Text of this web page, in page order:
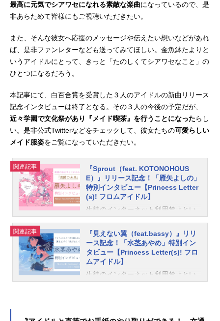
最高に元気でシアワセになれる素敵な楽曲になっているので、是
非あらためて皆様にもご視聴いただきたい。
また、そんな彼女へ応援のメッセージや伝えたい想いなどがあれ
ば、是非ファンレターなども送ってみてほしい。金魚鉢たよりと
いうアイドルにとって、きっと「たのしくてシアワセなこと」の
ひとつになるだろう。
本記事にて、白百合賞を受賞した３人のアイドルの新曲リリース
記念インタビューは終了となる。その３人の今後の予定だが、
近々学園で文化祭があり『メイド喫茶』を行うことになったらし
い。是非公式Twitterなどをチェックして、彼女たちの可愛らしい
メイド服姿をご覧になっていただきたい。
関連記事
『Sprout（feat. KOTONOHOUS
E）』リリース記念！「雁矢よしの」
特別インタビュー【Princess Letter
(s)! フロムアイドル】
生徒のインターネット利用禁止とい
歌学園（ときわかがくえん）で日々
アイドル活動に勤しむ雁矢よしの。
直近行われた【聖花祭】では見事
「白百合賞」を受賞し、学園から正
式にアイドルとして認められた。
out（feat.KOTONOHOUSE）』──。
関連記事
『見えない翼（feat.bassy）』リリ
ース記念！「水茎あやめ」特別イン
タビュー【Princess Letter(s)! フロ
ムアイドル】
生徒のインターネット利用禁止とい
なアナログ系お姫様アイドル水茎あ